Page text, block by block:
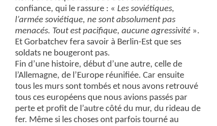
confiance, qui le rassure : «Les soviétiques,
l’armée soviétique, ne sont absolument pas
menacés. Tout est pacifique, aucune agressivité ».
Et Gorbatchev fera savoir à Berlin-Est que ses
soldats ne bougeront pas.
Fin d’une histoire, début d’une autre, celle de
l’Allemagne, de l’Europe réunifiée. Car ensuite
tous les murs sont tombés et nous avons retrouvé
tous ces européens que nous avions passés par
perte et profit de l’autre côté du mur, du rideau de
fer. Même si les choses ont parfois tourné au